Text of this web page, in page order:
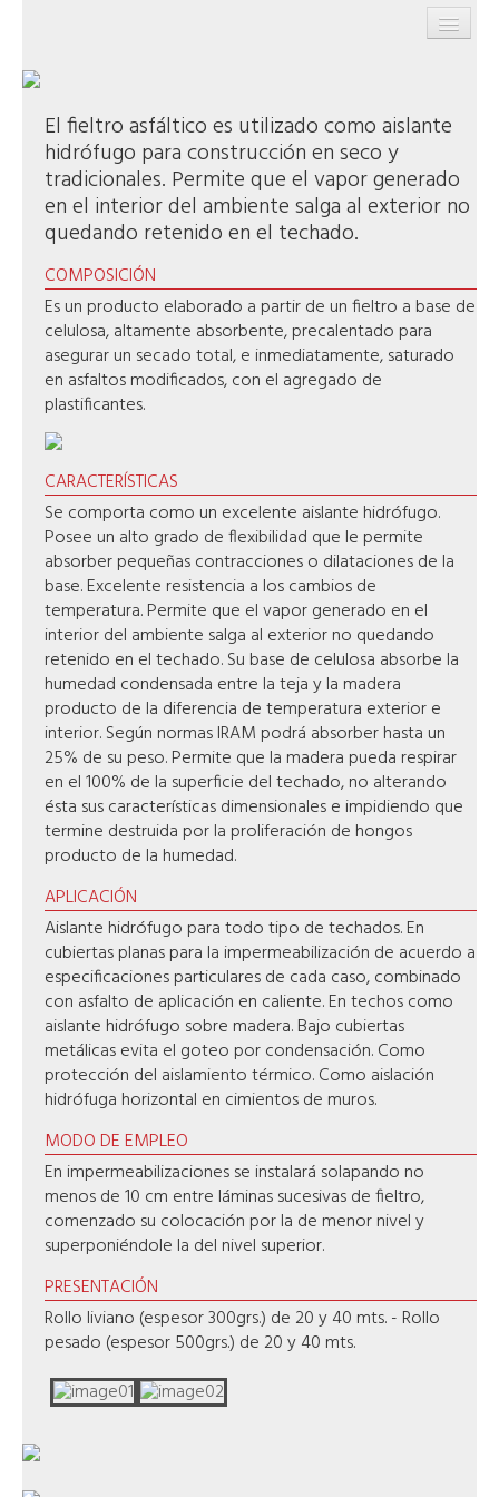
INICIO
PRODUCTOS
EMPRESA
SERVICIOS
CONTACTO
El fieltro asfáltico es utilizado como aislante
hidrófugo para construcción en seco y
tradicionales. Permite que el vapor generado
en el interior del ambiente salga al exterior no
quedando retenido en el techado.
COMPOSICIÓN
Es un producto elaborado a partir de un fieltro a base de
celulosa, altamente absorbente, precalentado para
asegurar un secado total, e inmediatamente, saturado
en asfaltos modificados, con el agregado de
plastificantes.
CARACTERÍSTICAS
Se comporta como un excelente aislante hidrófugo.
Posee un alto grado de flexibilidad que le permite
absorber pequeñas contracciones o dilataciones de la
base. Excelente resistencia a los cambios de
temperatura. Permite que el vapor generado en el
interior del ambiente salga al exterior no quedando
retenido en el techado. Su base de celulosa absorbe la
humedad condensada entre la teja y la madera
producto de la diferencia de temperatura exterior e
interior. Según normas IRAM podrá absorber hasta un
25% de su peso. Permite que la madera pueda respirar
en el 100% de la superficie del techado, no alterando
ésta sus características dimensionales e impidiendo que
termine destruida por la proliferación de hongos
producto de la humedad.
APLICACIÓN
Aislante hidrófugo para todo tipo de techados. En
cubiertas planas para la impermeabilización de acuerdo a
especificaciones particulares de cada caso, combinado
con asfalto de aplicación en caliente. En techos como
aislante hidrófugo sobre madera. Bajo cubiertas
metálicas evita el goteo por condensación. Como
protección del aislamiento térmico. Como aislación
hidrófuga horizontal en cimientos de muros.
MODO DE EMPLEO
En impermeabilizaciones se instalará solapando no
menos de 10 cm entre láminas sucesivas de fieltro,
comenzado su colocación por la de menor nivel y
superponiéndole la del nivel superior.
PRESENTACIÓN
Rollo liviano (espesor 300grs.) de 20 y 40 mts. - Rollo
pesado (espesor 500grs.) de 20 y 40 mts.